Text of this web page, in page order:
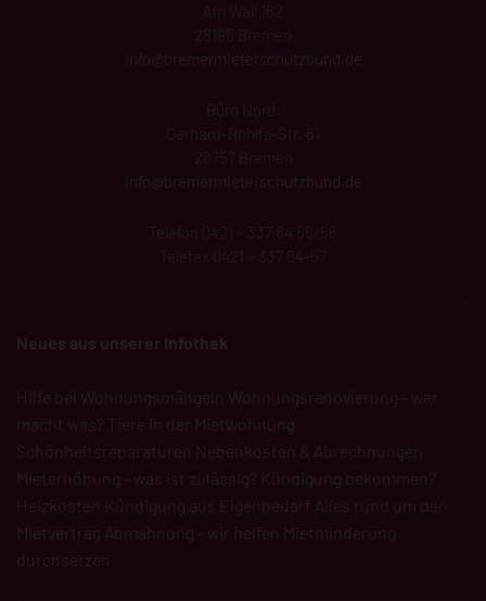
Am Wall 162
28195 Bremen
info@ bremermieterschutzbund .de
Büro Nord:
Gerhard-Rohlfs-Str. 81
28757 Bremen
info@bremermieterschutzbund.de
Telefon 0421 – 337 84 55/56
Telefax 0421 – 337 84-57
Neues aus unserer Infothek
Hilfe bei Wohnungsmängeln Wohnungsrenovierung - wer
macht was? Tiere in der Mietwohnung
Schönheitsreparaturen Nebenkosten & Abrechnungen
Mieterhöhung - was ist zulässig? Kündigung bekommen?
Heizkosten Kündigung aus Eigenbedarf Alles rund um den
Mietvertrag Abmahnung - wir helfen Mietminderung
durchsetzen